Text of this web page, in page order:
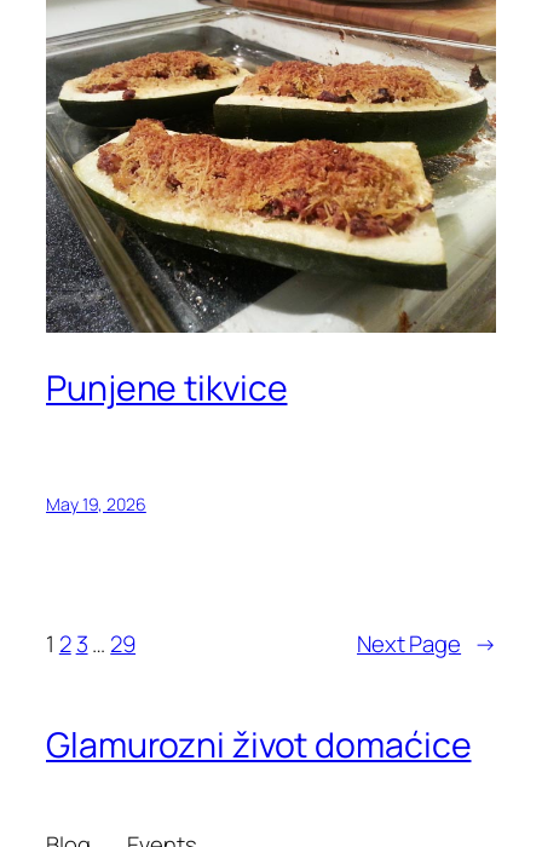
Punjene tikvice
May 19, 2026
1 2 3… 29 Next Page →
Glamurozni život domaćice